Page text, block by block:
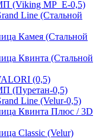
(Viking MP_E-0,5)
Line (Стальной
Камея (Стальной
Квинта (Стальной
(0,5)
(Пуретан-0,5)
Line (Velur-0,5)
Квинта Плюс / 3D
Classic (Velur)